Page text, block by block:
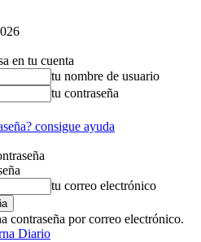
en tu cuenta
tu nombre de usuario
tu contraseña
consigue ayuda
tu correo electrónico
contraseña por correo electrónico.
Diario